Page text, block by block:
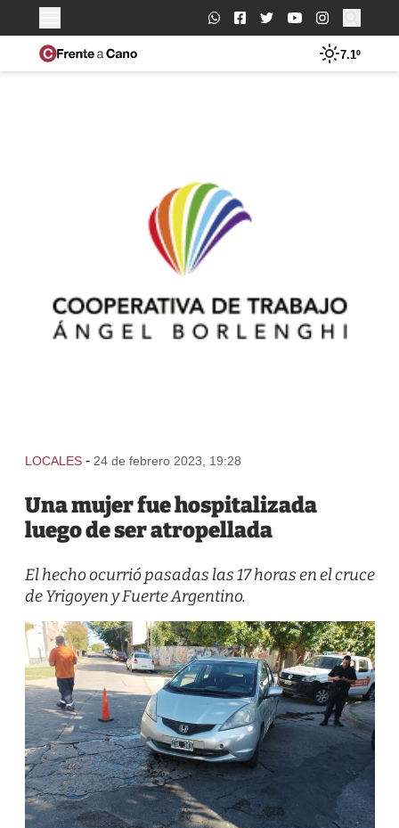
Buscar:
7.1º
LOCALES - 24 de febrero 2023, 19:28
Una mujer fue hospitalizada
luego de ser atropellada
El hecho ocurrió pasadas las 17 horas en el cruce
de Yrigoyen y Fuerte Argentino.